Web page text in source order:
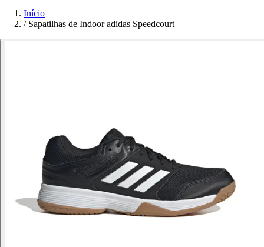
Início
/ Sapatilhas de Indoor adidas Speedcourt